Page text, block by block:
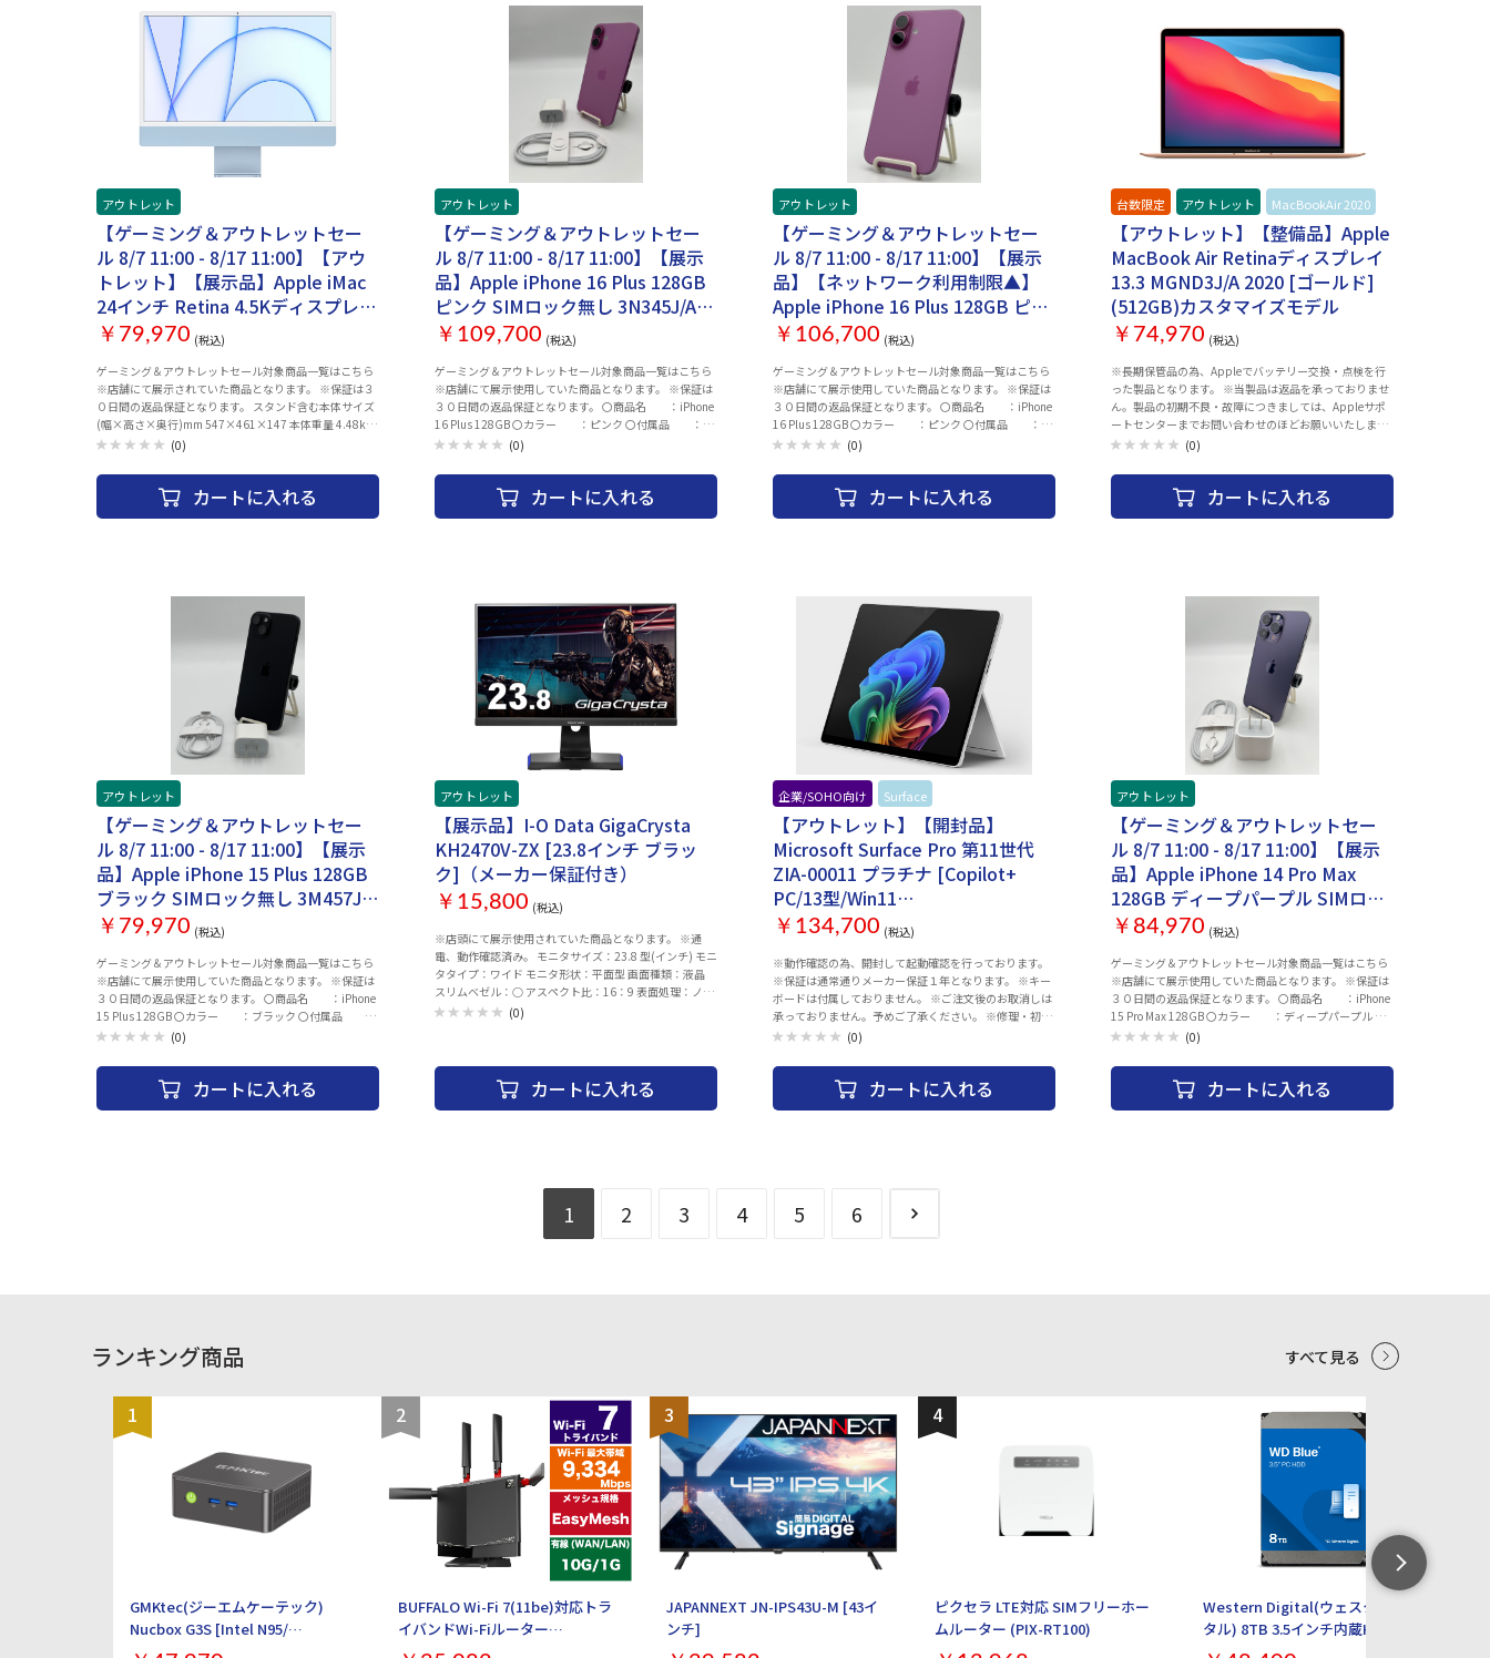
1.4×1、DVI-D (デュアルリンク) ×1、3.5mmステレオ
ミニジャック本体サイズ (W×D×H) (スタンド含む)：幅
563mm×奥行211mm×高さ357～487mm質量 ：約
5.1kg主な付属品 ：Display ケーブル×1、HDMI ケーブ
ル×1、オーディオケーブル×1、ACアダプター×1、電
源ケーブル×1、クイックスタートガイド×1、保証書
ーク利用制限が発生した場合、 ご返金対
応いたします。 〇補足 ・以下の動作チェック済みとなり
ます。 ※動作確認項目 ・電源・アクティベーションチ
ェック ・WI-FI、Bluetooth ・スピーカー ・カメラ
（外部、インカメラ、FaceID） ・液晶、タッチ操作
・OSアップデート（ios26以上） ・電源、ボリュー
ム、サイレントスイッチ ・初期化してお渡しいたしま
す。 ・ご利用の際は、充電を行ってからご利用くださ
い。お届け時のバッテリー残量に関しては保証致しかね
ます。 ・中古商品になりますので目立たないキズ等ござ
います予めご了承ください。 ・商品の特性上、商品個々
の状態（キズの程度、OSバージョン等）がありますが、
状態の確認のお問い合わせはお断りさせて頂いておりま
す。 ・こちらの商品につきましてはご購入後お客様ご都
合によりますご返品は一切お受けできませんので、ご購
入の際には必ずご希望の商品かどうかの確認をお願い致
します。 ・併売品につき、売り切れの際はご容赦くださ
い。 ・３０日間初期不具合保証、赤ロム保証を使用する
際は 納品書が必要となりますので大切に保管をお願い
ーク利用制限が発生した場合、 ご返金対
応いたします。 〇補足 ・以下の動作チェック済みとなり
ます。 ※動作確認項目 ・電源・アクティベーションチ
ェック ・WI-FI、Bluetooth ・スピーカー ・カメラ
（外部、インカメラ、FaceID） ・液晶、タッチ操作
・OSアップデート（ios26以上） ・電源、ボリュー
ム、サイレントスイッチ ・初期化してお渡しいたしま
す。 ・ご利用の際は、充電を行ってからご利用くださ
い。お届け時のバッテリー残量に関しては保証致しかね
ます。 ・中古商品になりますので目立たないキズ等ござ
います予めご了承ください。 ・商品の特性上、商品個々
の状態（キズの程度、OSバージョン等）がありますが、
状態の確認のお問い合わせはお断りさせて頂いておりま
す。 ・こちらの商品につきましてはご購入後お客様ご都
合によりますご返品は一切お受けできませんので、ご購
入の際には必ずご希望の商品かどうかの確認をお願い致
します。 ・併売品につき、売り切れの際はご容赦くださ
い。 ・３０日間初期不具合保証、赤ロム保証を使用する
際は 納品書が必要となりますので大切に保管をお願い
応いたします。 〇補足 ・以下の動作チェック済みとなり
ます。 ※動作確認項目 ・電源・アクティベーションチ
ェック ・WI-FI、Bluetooth ・スピーカー ・カメラ
（外部、インカメラ、FaceID） ・液晶、タッチ操作
・OSアップデート（ios26以上） ・電源、ボリュー
ム、サイレントスイッチ ・初期化してお渡しいたしま
す。 ・ご利用の際は、充電を行ってからご利用くださ
い。お届け時のバッテリー残量に関しては保証致しかね
います予めご了承ください。 ・商品の特性上、商品個々
の状態（キズの程度、OSバージョン等）がありますが、
状態の確認のお問い合わせはお断りさせて頂いておりま
す。 ・こちらの商品につきましてはご購入後お客様ご都
合によりますご返品は一切お受けできませんので、ご購
入の際には必ずご希望の商品かどうかの確認をお願い致
します。 ・併売品につき、売り切れの際はご容赦くださ
い。 ・３０日間初期不具合保証、赤ロム保証を使用する
際は 納品書が必要となりますので大切に保管をお願い
致します。
アウトレット
【ゲーミング＆アウトレットセー
ル 8/7 11:00 - 8/17 11:00】【アウ
トレット】【展示品】Apple iMac
24インチ Retina 4.5Kディスプレイ
モデル MGPK3J/A(2021) [ブルー]
￥79,970 (税込)
ゲーミング＆アウトレットセール対象商品一覧はこちら
※店舗にて展示されていた商品となります。 ※保証は３
０日間の返品保証となります。 スタンド含む本体サイズ
(幅×高さ×奥行)mm 547×461×147 本体重量 4.48kg
重量は構成と製造工程によって異なります。 モニタサイ
Apple M1チップ ・4つの高性能コアと4つの高効率コア
を搭載した8コアCPU ・8コアGPU ・16コアNeural
Engine 標準メモリー 8GBユニファイドメモリ ストレー
セッサと連係する1080p FaceTime HDカメラ TVチュー
ナー 無し インターフェイス 2つのThunderbolt / USB 4ポ
ートで以下に対応 ・DisplayPort ・Thunderbolt 3（最大
40Gb/s） ・USB 4（最大40Gb/s） ・USB 3.1 Gen
2（最大10Gb/s） ・アダプタ（別売り）を使用した
Thunderbolt 2、HDMI、DVI、VGAに対応 ・3.5mmヘッ
ドフォンジャック ・ギガビットEthernet搭載※電源アダ
プタに内蔵されています。 スピーカー/マイク フォース
キャンセリングウーファーを備えた、原音に忠実な6ス
ピーカーシステム 高い信号対雑音比と指向性ビームフォ
ーミングを持つ、スタジオ品質の3マイクアレイ キーボ
ード Touch ID搭載Magic Keyboard 発表時期(モデル)
2021年5月 付属品 Touch ID搭載Magic Keyboard、Magic
Mouse、Ethernetポートが付いた143W電源アダプタ、
電源コード（2m）、USB-C - Lightningケーブル
(0)
カートに入れる
アウトレット
【ゲーミング＆アウトレットセー
ル 8/7 11:00 - 8/17 11:00】【展示
品】Apple iPhone 16 Plus 128GB
ピンク SIMロック無し 3N345J/A
付属品付き【30日返金保証】【赤
ロム保証付き】
￥109,700 (税込)
ゲーミング＆アウトレットセール対象商品一覧はこちら
※店舗にて展示使用していた商品となります。 ※保証は
３０日間の返品保証となります。 〇商品名 ：iPhone
16 Plus 128GB 〇カラー ：ピンク 〇付属品 ：AC
アダプター、ACケーブル 〇状態 ：画面に小さなキ
文確認後、2～3営業日以内に発送 〇その他 ：ネット
ワーク制限（ー）SIMロックなし バッテリー最大容量
99％（2026年08月05日時点） 〇保証 ：1_ご注文
生した場合、 ご返金対応いたします。 〇
補足 ・以下の動作チェック済みとなります。 ※動作確認
項目 ・電源・アクティベーションチェック ・WI-
FI、Bluetooth ・スピーカー ・カメラ（外部、イン
カメラ、FaceID） ・液晶、タッチ操作 ・OSアップ
デート（ios26以上） ・電源、ボリューム、サイレン
トスイッチ ・初期化してお渡しいたします。 ・ご利用の
際は、充電を行ってからご利用ください。お届け時のバ
ッテリー残量に関しては保証致しかねます。 ・中古商品
になりますので目立たないキズ等ございます予めご了承
ください。 ・商品の特性上、商品個々の状態（キズの程
度、OSバージョン等）がありますが、状態の確認のお問
い合わせはお断りさせて頂いております。 ・こちらの商
品につきましてはご購入後お客様ご都合によりますご返
品は一切お受けできませんので、ご購入の際には必ずご
希望の商品かどうかの確認をお願い致します。 ・併売品
につき、売り切れの際はご容赦ください。 ・３０日間初
期不具合保証、赤ロム保証を使用する際は 納品書が必
(0)
カートに入れる
アウトレット
【ゲーミング＆アウトレットセー
ル 8/7 11:00 - 8/17 11:00】【展示
品】【ネットワーク利用制限▲】
Apple iPhone 16 Plus 128GB ピン
ク SIMロック無し 3N345J/A 付属
品付き【30日返金保証】【赤ロム
保証付き】
￥106,700 (税込)
ゲーミング＆アウトレットセール対象商品一覧はこちら
※店舗にて展示使用していた商品となります。 ※保証は
３０日間の返品保証となります。 〇商品名 ：iPhone
16 Plus 128GB 〇カラー ：ピンク 〇付属品 ：AC
アダプター、ACケーブル 〇状態 ：画面に小さなキ
文確認後、2～3営業日以内に発送 〇その他 ：ネット
ワーク制限▲ SIMロックなし バッテリー最大容量
99％（2026年08月05日時点） 〇保証 ：1_ご注文
生した場合、 ご返金対応いたします。 〇
補足 ・以下の動作チェック済みとなります。 ※動作確認
項目 ・電源・アクティベーションチェック ・WI-
FI、Bluetooth ・スピーカー ・カメラ（外部、イン
カメラ、FaceID） ・液晶、タッチ操作 ・OSアップ
デート（ios26以上） ・電源、ボリューム、サイレン
トスイッチ ・初期化してお渡しいたします。 ・ご利用の
際は、充電を行ってからご利用ください。お届け時のバ
ッテリー残量に関しては保証致しかねます。 ・中古商品
になりますので目立たないキズ等ございます予めご了承
ください。 ・商品の特性上、商品個々の状態（キズの程
度、OSバージョン等）がありますが、状態の確認のお問
い合わせはお断りさせて頂いております。 ・こちらの商
品につきましてはご購入後お客様ご都合によりますご返
品は一切お受けできませんので、ご購入の際には必ずご
希望の商品かどうかの確認をお願い致します。 ・併売品
につき、売り切れの際はご容赦ください。 ・３０日間初
期不具合保証、赤ロム保証を使用する際は 納品書が必
要となりますので大切に保管をお願い致します。
(0)
カートに入れる
台数限定 アウトレット MacBookAir 2020
【アウトレット】【整備品】Apple
MacBook Air Retinaディスプレイ
13.3 MGND3J/A 2020 [ゴールド]
(512GB)カスタマイズモデル
￥74,970 (税込)
※長期保管品の為、Appleでバッテリー交換・点検を行
った製品となります。 ※当製品は返品を承っておりませ
ん。製品の初期不良・故障につきましては、Appleサポ
ートセンターまでお問い合わせのほどお願いいたしま
す。 製品には保証書が付属致しません。保証の際には、
管ください。 AppleCareサービス＆サポートライン 電話
番号：0120-27753-5 〇発売時期 Late 2020 〇Ｃ
ＰＵ Apple M1チップ8コア 〇メモリ容量
Neural Engine 〇その他 Webカメラ Touch ID 〇
ネットワーク 無線LAN IEEE802.11a/b/g/n/ac/ax
Bluetooth Bluetooth 5.0 〇サイ
ズ 304.1x16.1x212.4 mm 〇重量
います。 ※消耗品（キーボード、ACアダプター等）・バ
ッテリーの劣化は保証対象外です。 ※保証につきまして
は通常のメーカー保証となります。 ※交換対応は行って
おりませんので予めご了承ください。 ※商品の特性上、
商品個々の状態（外箱の損傷具合、箇所など）がありま
すが、 状態の確認のお問い合わせはお断りさせて頂いて
おります。
(0)
カートに入れる
アウトレット
【ゲーミング＆アウトレットセー
ル 8/7 11:00 - 8/17 11:00】【展示
品】Apple iPhone 15 Plus 128GB
ブラック SIMロック無し 3M457J/A
付属品付き【30日返金保証】【赤
ロム保証付き】
￥79,970 (税込)
ゲーミング＆アウトレットセール対象商品一覧はこちら
※店舗にて展示使用していた商品となります。 ※保証は
３０日間の返品保証となります。 〇商品名 ：iPhone
15 Plus 128GB 〇カラー ：ブラック 〇付属品 ：
ACアダプター、ACケーブル 〇状態 ：背面にシー
発送 〇その他 ：ネットワーク制限（ー）SIMロック
なし バッテリー最大容量98％（2026年08月05日時点）
〇保証 ：1_ご注文と異なる商品が届いた場合、ま
めご了承ください。 ・商品の特性上、商品個々の状態
（キズの程度、OSバージョン等）がありますが、状態の
こちらの商品につきましてはご購入後お客様ご都合によ
りますご返品は一切お受けできませんので、ご購入の際
には必ずご希望の商品かどうかの確認をお願い致しま
す。 ・併売品につき、売り切れの際はご容赦ください。
・３０日間初期不具合保証、赤ロム保証を使用する際は
納品書が必要となりますので大切に保管をお願い致し
(0)
カートに入れる
アウトレット
【展示品】I-O Data GigaCrysta
KH2470V-ZX [23.8インチ ブラッ
ク]（メーカー保証付き）
￥15,800 (税込)
※店頭にて展示使用されていた商品となります。 ※通
電、動作確認済み。 モニタサイズ：23.8 型(インチ) モニ
タタイプ：ワイド モニタ形状：平面型 画面種類：液晶
スリムベゼル：○ アスペクト比：16：9 表面処理：ノン
グレア(非光沢) パネル種類：ADS 解像度：1920x1080
1000:1 拡張コントラスト比：9000:1 輝度：350 cd/m2
視野角（上下/左右）：178/178 画素ピッチ：0.274 mm
水平走査周波数：HDMI1：15～193 kHz HDMI2、
165 Hz 最大消費電力：48 W バックライト：LEDバック
DisplayPortx1 スピーカー：搭載 音声出力端子：○
HDCP：○ リモコン：なし VESAマウント：○ ゲーミン
(0)
カートに入れる
企業/SOHO向け Surface
【アウトレット】【開封品】
Microsoft Surface Pro 第11世代
ZIA-00011 プラチナ [Copilot+
PC/13型/Win11
Home/Snapdragon X Elite/メモリ
16GB/SSD512GB/Office]
￥134,700 (税込)
※動作確認の為、開封して起動確認を行っております。
※保証は通常通りメーカー保証１年となります。 ※キー
ボードは付属しておりません。 ※ご注文後のお取消しは
承っておりません。予めご了承ください。 ※修理・初期
不良はメーカーサポートにて承っております。 商品のサ
用意いただき、 下記サポートにご連絡ください。 ※当店
での返品・交換は行っておりません。 ＜マイクロソフト
サポート窓口＞ TEL：0120-54-2244 営業時間： 9:00-
ンターフェイス： ・USB 4.0 / Thunderbolt 4対応 USB-
C × 2:（充電 / データ転送 / DisplayPort2.1） 画面サイ
(0)
カートに入れる
アウトレット
【ゲーミング＆アウトレットセー
ル 8/7 11:00 - 8/17 11:00】【展示
品】Apple iPhone 14 Pro Max
128GB ディープパープル SIMロッ
ク無し 3L314J/A 付属品付き【30日
返金保証】【赤ロム保証付き】
￥84,970 (税込)
ゲーミング＆アウトレットセール対象商品一覧はこちら
※店舗にて展示使用していた商品となります。 ※保証は
３０日間の返品保証となります。 〇商品名 ：iPhone
15 Pro Max 128GB 〇カラー ：ディープパープル 〇
付属品 ：ACアダプター、ACケーブル 〇状
後、2～3営業日以内に発送 〇その他 ：ネットワーク
制限（ー）SIMロックなし バッテリー最大容量
98％（2026年08月05日時点） 〇保証 ：1_ご注文
になりますので目立たないキズ等ございます予めご了承
ください。 ・商品の特性上、商品個々の状態（キズの程
品につきましてはご購入後お客様ご都合によりますご返
品は一切お受けできませんので、ご購入の際には必ずご
希望の商品かどうかの確認をお願い致します。 ・併売品
期不具合保証、赤ロム保証を使用する際は 納品書が必
要となりますので大切に保管をお願い致します。
(0)
カートに入れる
1 2 3 4 5 6
ランキング商品 すべて見る
1
GMKtec(ジーエムケーテック)
Nucbox G3S [Intel N95/
RAM:16GB/ SSD:512GB/
2
BUFFALO Wi-Fi 7(11be)対応トラ
イバンドWi-Fiルーター
AirStation WXR9300BE6P [ブラ
3
JAPANNEXT JN-IPS43U-M [43イ
ンチ]
4
ピクセラ LTE対応 SIMフリーホー
ムルーター (PIX-RT100)
Western Digital(ウェスタンデジ
タル) 8TB 3.5インチ内蔵HDD WD
Blue WD80EAAZ